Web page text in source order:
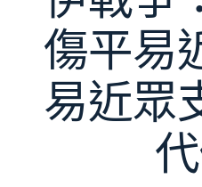
傷平易
易近眾